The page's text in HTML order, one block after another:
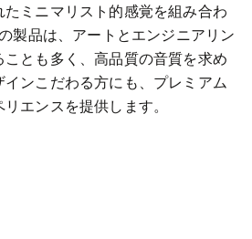
ミニマリスト的感覚を組み合わ
製品は、アートとエンジニアリン
とも多く、高品質の音質を求め
ンこだわる方にも、プレミアム
エンスを提供します。